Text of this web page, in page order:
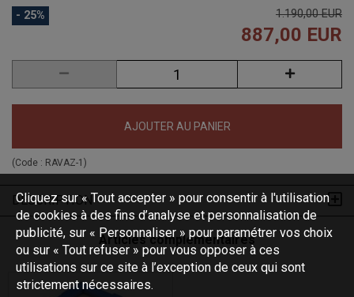
- 25% 1.190,00 EUR
887,00 EUR
AJOUTER AU PANIER
(Code : RAVAZ-1 )
DESCRIPTION
Articles complémentaires
Cliquez sur « Tout accepter » pour consentir à l'utilisation
de cookies à des fins d’analyse et personnalisation de
publicité, sur « Personnaliser » pour paramétrer vos choix
ou sur « Tout refuser » pour vous opposer à ces
utilisations sur ce site à l’exception de ceux qui sont
strictement nécessaires.